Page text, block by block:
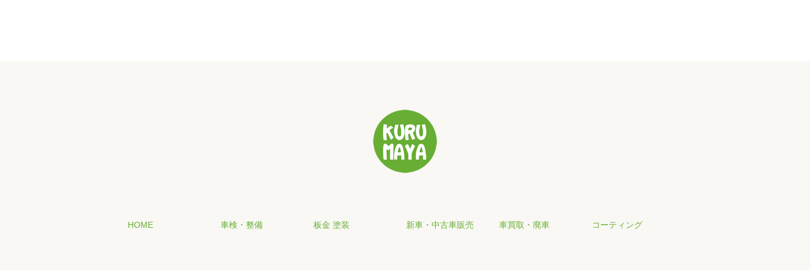
HOME 車検・整備 板金 塗装 新車・中古車販売 車買取・廃車 コーティング